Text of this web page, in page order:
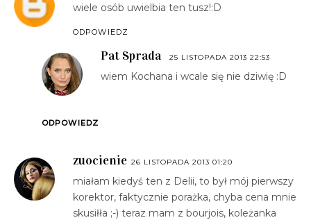
wiele osób uwielbia ten tusz!:D
ODPOWIEDZ
Pat Sprada 25 LISTOPADA 2013 22:53
wiem Kochana i wcale się nie dziwię :D
ODPOWIEDZ
zuocienie 26 LISTOPADA 2013 01:20
miałam kiedyś ten z Delii, to był mój pierwszy
korektor, faktycznie porażka, chyba cena mnie
skusiłła ;-) teraz mam z bourjois, koleżanka